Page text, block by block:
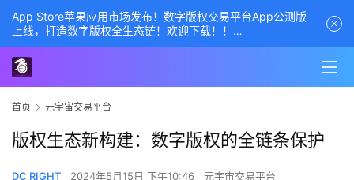
首页 元宇宙交易平台
版权生态新构建：数字版权的全链条保护
DC RIGHT 2024年5月15日 下午10:46 元宇宙交易平台
App Store苹果应用市场发布！数字版权交易平台App公测版
上线，打造数字版权全生态链！欢迎下载！！
商务经理联系方式——数字版权交易平台